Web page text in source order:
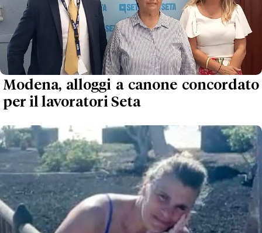
Modena, alloggi a canone concordato
per il lavoratori Seta